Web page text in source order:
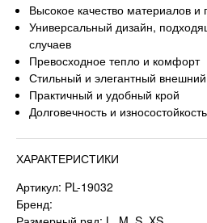
Высокое качество материалов и
Универсальный дизайн,
случаев
Превосходное тепло и комфорт
Стильный и элегантный
Практичный и удобный крой
Долговечность и износостойкость
ХАРАКТЕРИСТИКИ
Артикул: PL-19032
Бренд: